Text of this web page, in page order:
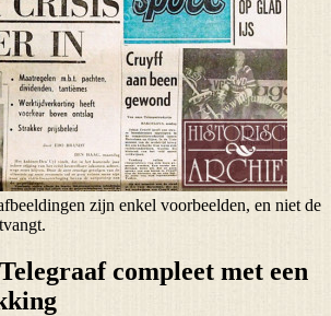
zijn enkel voorbeelden, en niet de
compleet met een